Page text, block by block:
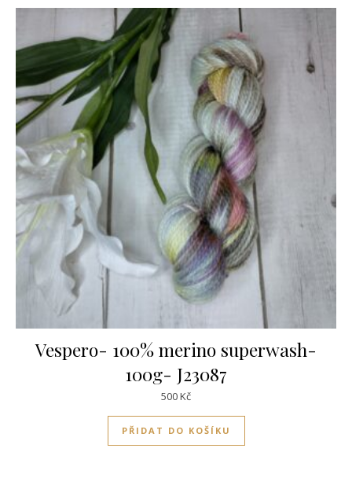
Vespero- 100% merino superwash-
100g- J23087
500Kč
PŘIDAT DO KOŠÍKU